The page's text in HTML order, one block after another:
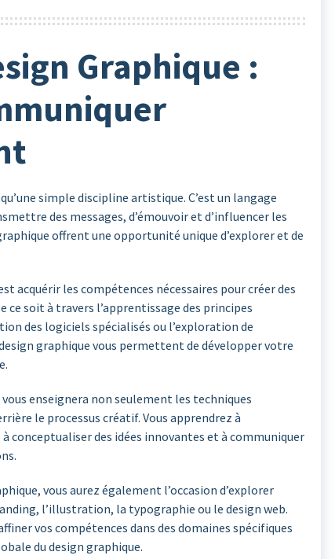
Graphique :
simple discipline artistique. C’est un langage
des messages, d’émouvoir et d’influencer les
offrent une opportunité unique d’explorer et de
acquérir les compétences nécessaires pour créer des
ce soit à travers l’apprentissage des principes
des logiciels spécialisés ou l’exploration de
graphique vous permettent de développer votre
enseignera non seulement les techniques
le processus créatif. Vous apprendrez à
conceptualiser des idées innovantes et à communiquer
vous aurez également l’occasion d’explorer
l’illustration, la typographie ou le design web.
vos compétences dans des domaines spécifiques
du design graphique.